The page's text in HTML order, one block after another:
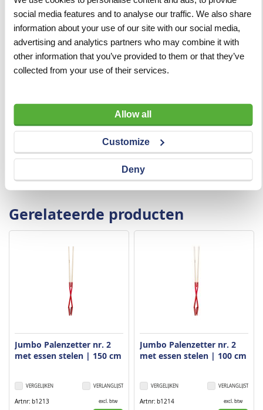
social media features and to analyse our traffic. We also share
information about your use of our site with our social media,
advertising and analytics partners who may combine it with
other information that you’ve provided to them or that they’ve
collected from your use of their services.
Allow all
Customize
Deny
Merk Ideal
Geschikt voor gaten Ø11 - 28 cm
Volledige lengte 220 cm
Lengte gereedschap 21 cm
Materiaal Staal
Essen
Gerelateerde producten
Jumbo Palenzetter nr. 2
met essen stelen | 150 cm
VERLANGLIJST
VERGELIJKEN
Artnr b1213 excl. btw
Jumbo Palenzetter nr. 2
met essen stelen | 100 cm
VERLANGLIJST
VERGELIJKEN
Artnr b1214 excl. btw